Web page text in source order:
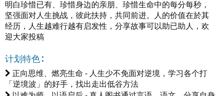
明白珍惜已有、珍惜身边的亲朋、珍惜生命中的每分每秒，
坚强面对人生挑战，彼此扶持，共同前进。人的价值在於其
经历，人生越难行越有启发性，分享故事可以助已助人，欢
迎大家投稿
计划特色∶
正向思维、燃亮生命 - 人生少不免面对逆境，学习各个打
「逆境波」的好手，找出走出低谷方法